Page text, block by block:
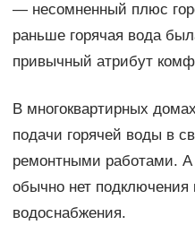
— несомненный плюс
раньше горячая вода
привычный атрибут
В многоквартирных
подачи горячей воды в
ремонтными работами. А
обычно нет подключения
водоснабжения.